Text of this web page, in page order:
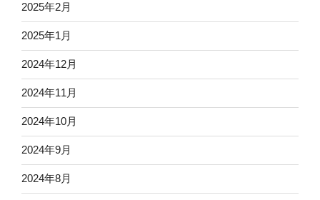
2025年2月
2025年1月
2024年12月
2024年11月
2024年10月
2024年9月
2024年8月